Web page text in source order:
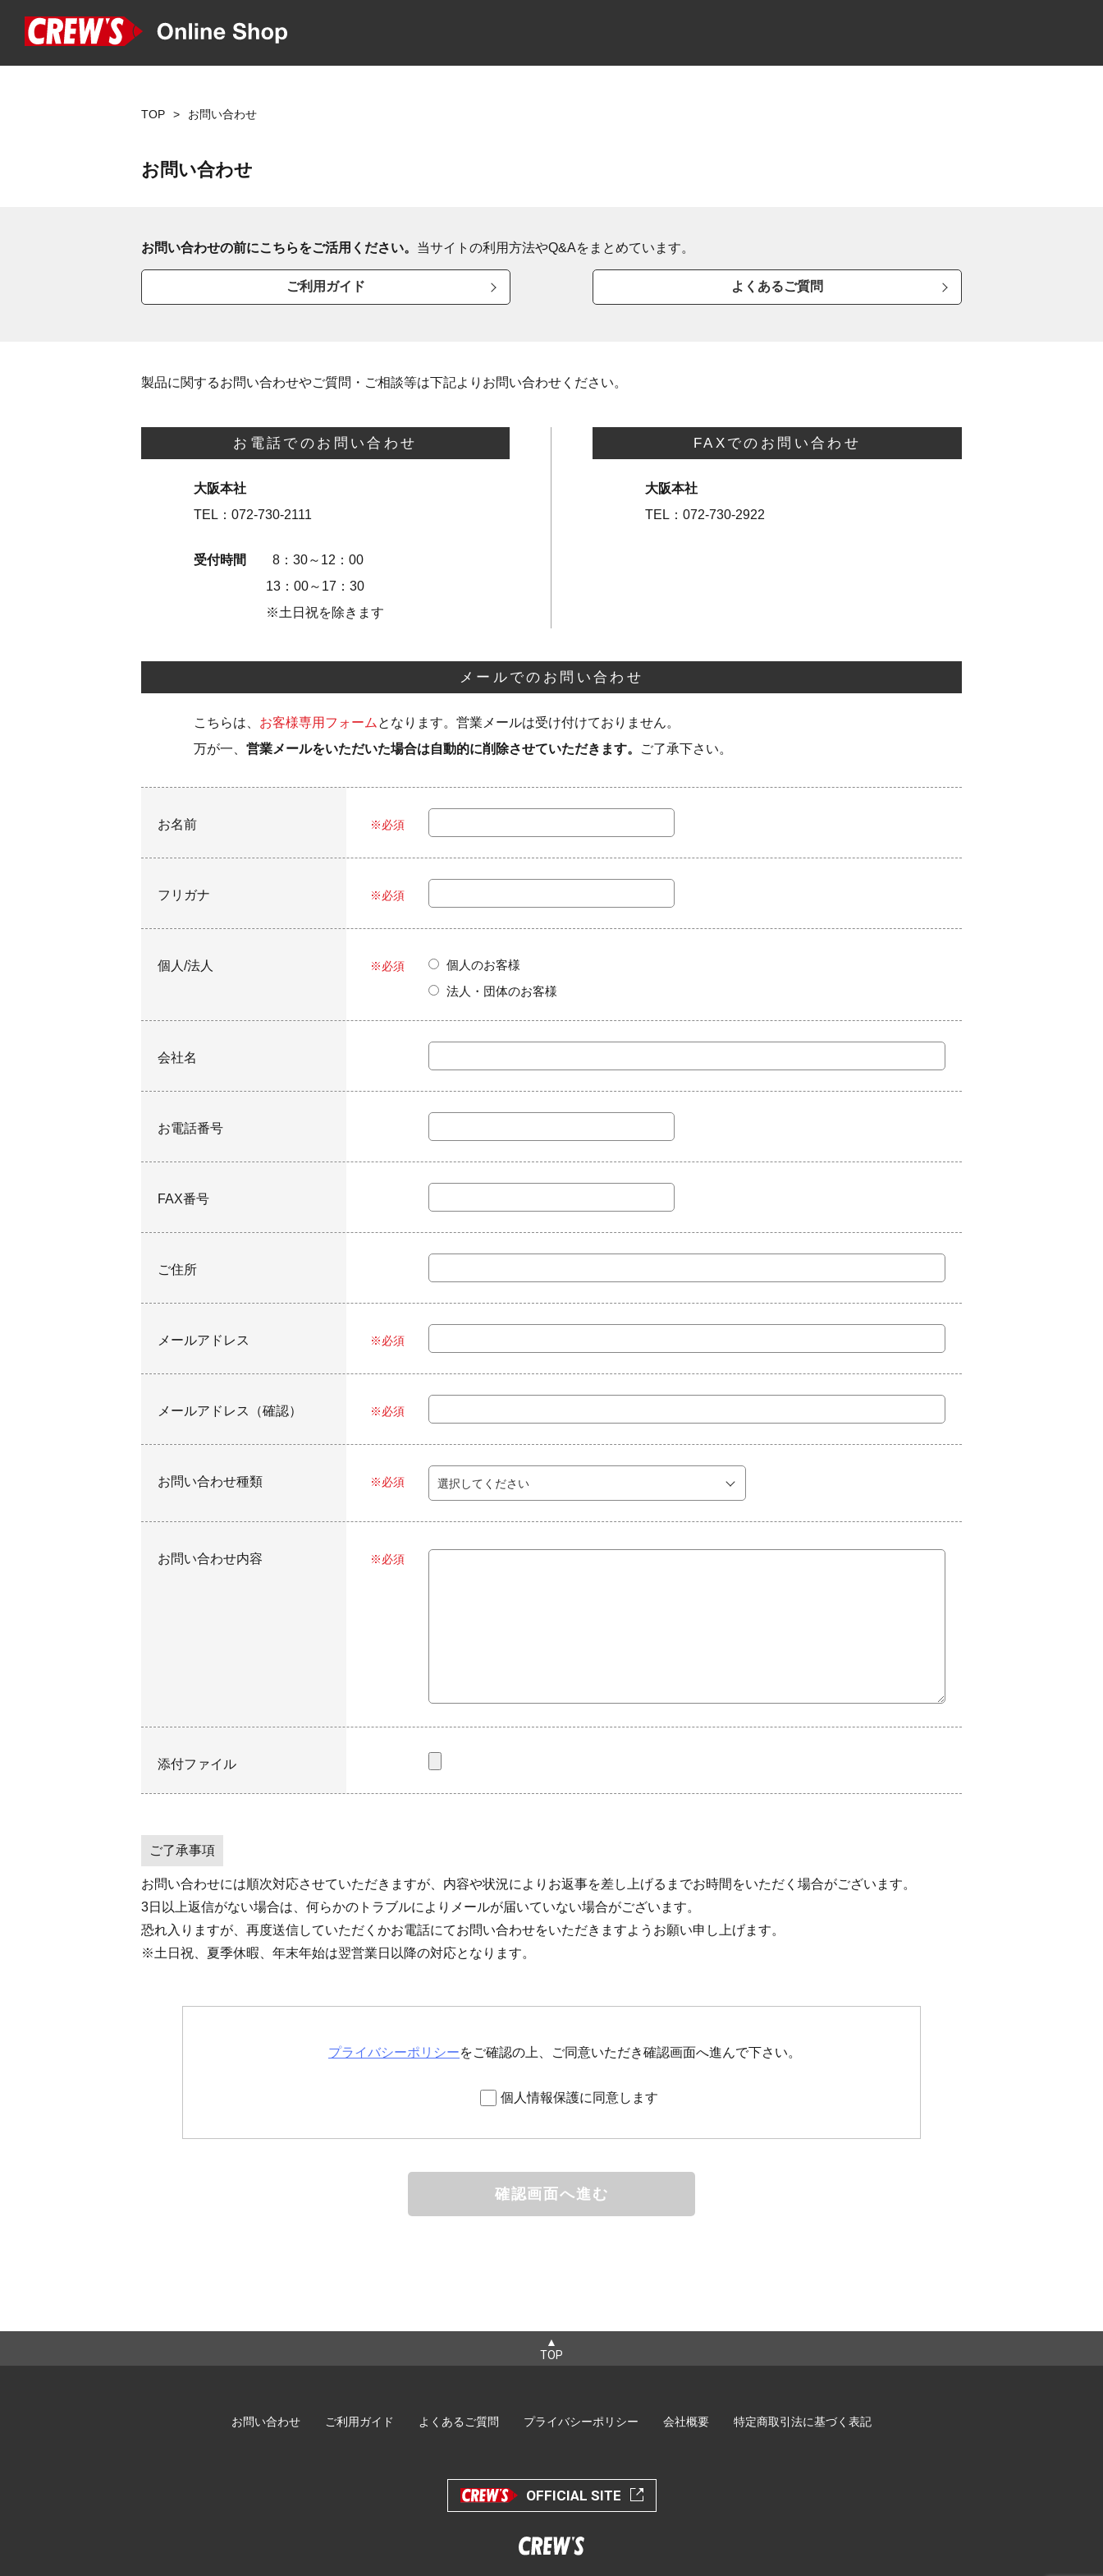
TOP お問い合わせ
お問い合わせ
お問い合わせの前にこちらをご活用ください。 当サイトの利用方法やQ&Aをまとめています。
ご利用ガイド よくあるご質問
製品に関するお問い合わせやご質問・ご相談等は下記よりお問い合わせください。
お電話でのお問い合わせ
大阪本社
TEL：072-730-2111
受付時間
8：30～12：00
13：00～17：30
※土日祝を除きます
FAXでのお問い合わせ
大阪本社
TEL：072-730-2922
メールでのお問い合わせ
こちらは、 お客様専用フォーム となります。営業メールは受け付けておりません。
万が一、 営業メールをいただいた場合は自動的に削除させていただきます。 ご了承下さい。
お名前 ※必須
フリガナ ※必須
個人/法人 ※必須
個人のお客様
法人・団体のお客様
会社名
お電話番号
FAX番号
ご住所
メールアドレス ※必須
メールアドレス（確認） ※必須
お問い合わせ種類 ※必須
お問い合わせ内容 ※必須
添付ファイル
ご了承事項
お問い合わせには順次対応させていただきますが、内容や状況によりお返事を差し上げるまでお時間をいただく場合がございます。
3日以上返信がない場合は、何らかのトラブルによりメールが届いていない場合がございます。
恐れ入りますが、再度送信していただくかお電話にてお問い合わせをいただきますようお願い申し上げます。
※土日祝、夏季休暇、年末年始は翌営業日以降の対応となります。
プライバシーポリシーをご確認の上、ご同意いただき確認画面へ進んで下さい。
個人情報保護に同意します
▲
TOP
お問い合わせ ご利用ガイド よくあるご質問 プライバシーポリシー 会社概要 特定商取引法に基づく表記
OFFICIAL SITE